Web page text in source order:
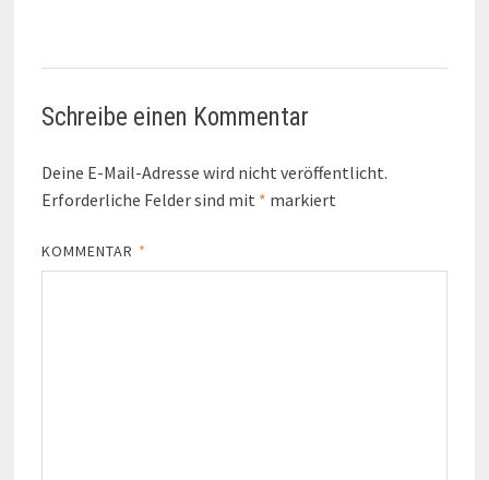
Schreibe einen Kommentar
Deine E-Mail-Adresse wird nicht veröffentlicht.
Erforderliche Felder sind mit * markiert
KOMMENTAR *